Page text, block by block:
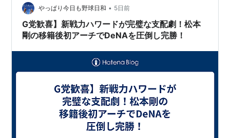
すみれの花咲く頃 (ヤングマガジ
ンコミックス)
作者:松本剛
出版社/メーカー:
発売日:
: 9回
この商品を含むブログ (10件) を見る
北京的夏 (KCデラックス)
やっぱり今日も野球日和 • 5日前
G党歓喜】新戦力ハワードが完璧な支配劇！松本
剛の移籍後初アーチでDeNAを圧倒し完勝！